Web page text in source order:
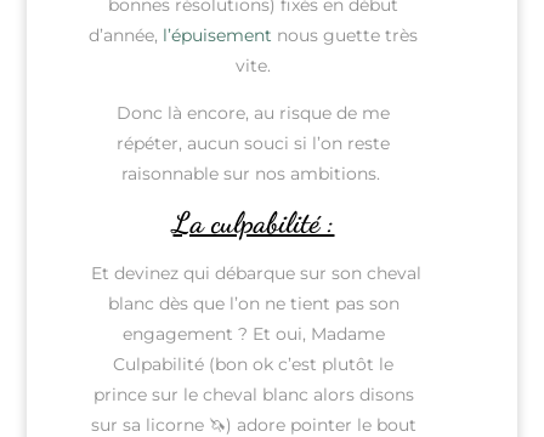
bonnes résolutions) fixés en début
d’année, l’épuisement nous guette très
vite.
Donc là encore, au risque de me
répéter, aucun souci si l’on reste
raisonnable sur nos ambitions.
La culpabilité :
Et devinez qui débarque sur son cheval
blanc dès que l’on ne tient pas son
engagement ? Et oui, Madame
Culpabilité (bon ok c’est plutôt le
prince sur le cheval blanc alors disons
sur sa licorne 🦄) adore pointer le bout